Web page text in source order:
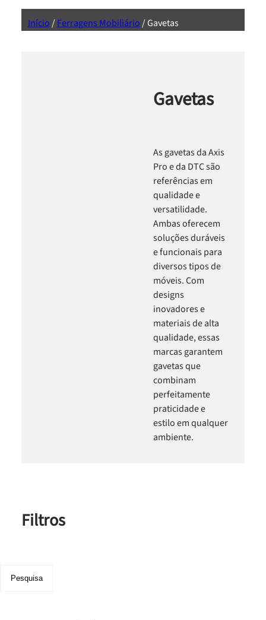
Início/Ferragens Mobiliário/ Gavetas
Gavetas
As gavetas da Axis
Pro e da DTC são
referências em
qualidade e
versatilidade.
Ambas oferecem
soluções duráveis
e funcionais para
diversos tipos de
móveis. Com
designs
inovadores e
materiais de alta
qualidade, essas
marcas garantem
gavetas que
combinam
perfeitamente
praticidade e
estilo em qualquer
ambiente.
Filtros
Pesquisa